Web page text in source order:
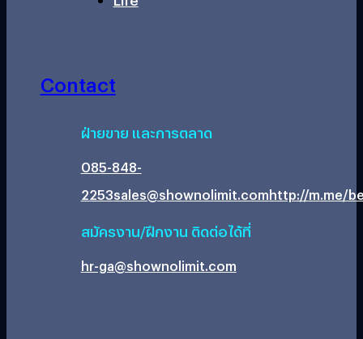
Contact
ฝ่ายขาย และการตลาด
085-848-
2253sales@shownolimit.comhttp://m.me/
สมัครงาน/ฝึกงาน ติดต่อได้ที่
hr-ga@shownolimit.com